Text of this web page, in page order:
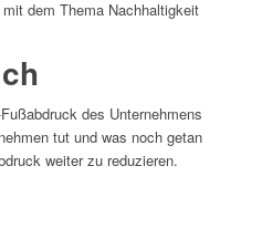
dem Thema Nachhaltigkeit
des Unternehmens
tut und was noch getan
weiter zu reduzieren.